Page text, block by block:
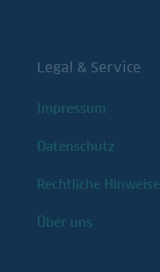
Legal & Service
Impressum
Datenschutz
Rechtliche Hinweise
Über uns